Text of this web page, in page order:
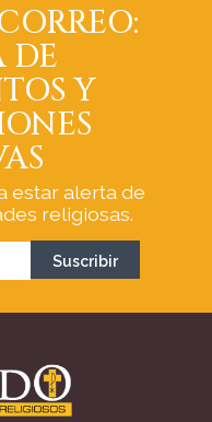
DE
Y
estar alerta de
religiosas.